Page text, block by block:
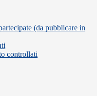
(da pubblicare in
controllati